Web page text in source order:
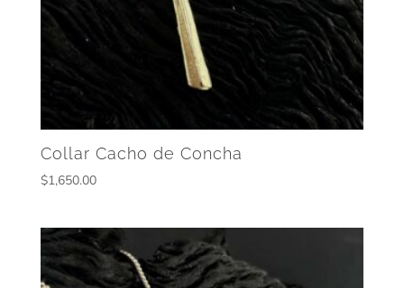
Collar Cacho de Concha
$1,650.00